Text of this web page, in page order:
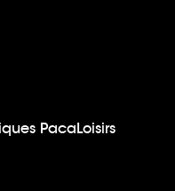
PacaLoisirs